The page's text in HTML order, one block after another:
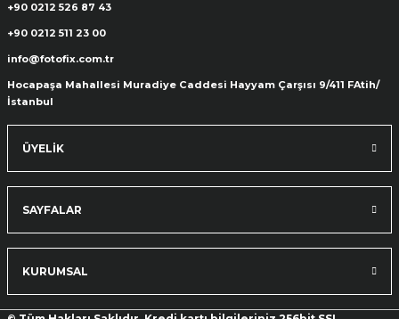
+90 0212 526 87 43
+90 0212 511 23 00
info@fotofix.com.tr
Hocapaşa Mahallesi Muradiye Caddesi Hayyam Çarşısı 9/411 FAtih/
İstanbul
ÜYELİK
SAYFALAR
KURUMSAL